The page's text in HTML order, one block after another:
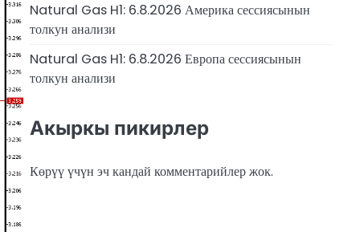
Natural Gas H1: 6.8.2026 Америка сессиясынын
толкун анализи
Natural Gas H1: 6.8.2026 Европа сессиясынын
толкун анализи
Акыркы пикирлер
Көрүү үчүн эч кандай комментарийлер жок.